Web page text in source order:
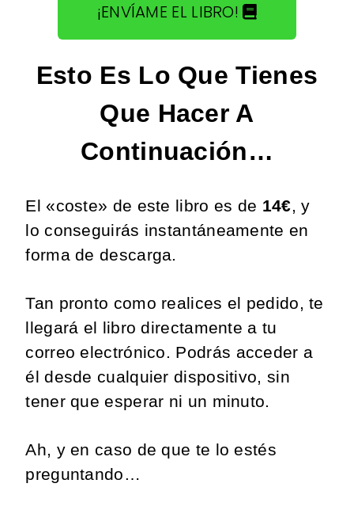
¡ENVÍAME EL LIBRO!
Esto Es Lo Que Tienes
Que Hacer A
Continuación…
El «coste» de este libro es de 14€, y
lo conseguirás instantáneamente en
forma de descarga.
Tan pronto como realices el pedido, te
llegará el libro directamente a tu
correo electrónico. Podrás acceder a
él desde cualquier dispositivo, sin
tener que esperar ni un minuto.
Ah, y en caso de que te lo estés
preguntando…